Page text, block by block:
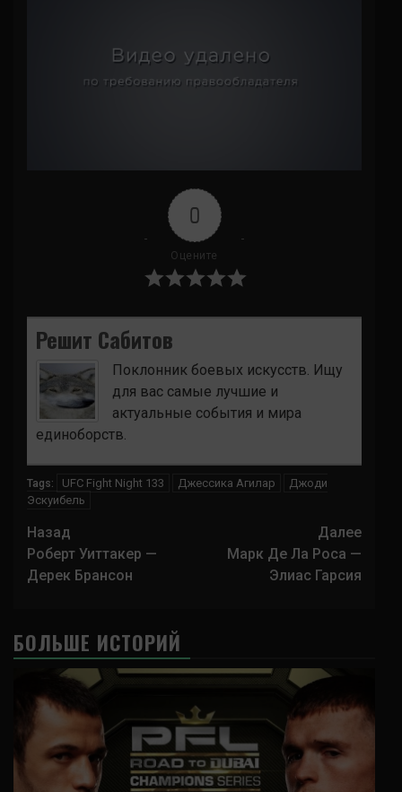
0
Оцените
Решит Сабитов
Поклонник боевых искусств. Ищу
для вас самые лучшие и
актуальные события и мира
единоборств.
Tags: UFC Fight Night 133 Джессика Агилар
Джоди
Эскуибель
Навигация
записи
Назад
Роберт Уиттакер —
Дерек Брансон
Далее
Марк Де Ла Роса —
Элиас Гарсия
БОЛЬШЕ ИСТОРИЙ